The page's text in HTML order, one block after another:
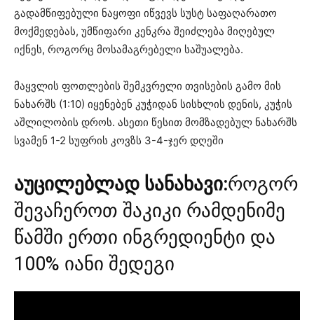
გადამწიფებული ნაყოფი იწვევს სუსტ საფაღარათო
მოქმედებას, უმწიფარი კენკრა შეიძლება მიღებულ
იქნეს, როგორც მოსამაგრებელი საშუალება.
მაყვლის ფოთლების შემკვრელი თვისების გამო მის
ნახარშს (1:10) იყენებენ კუჭიდან სისხლის დენის, კუჭის
აშლილობის დროს. ასეთი წესით მომზადებულ ნახარშს
სვამენ 1-2 სუფრის კოვზს 3-4-ჯერ დღეში
აუცილებლად სანახავი:როგორ
შევაჩეროთ შაკიკი რამდენიმე
წამში ერთი ინგრედიენტი და
100% იანი შედეგი